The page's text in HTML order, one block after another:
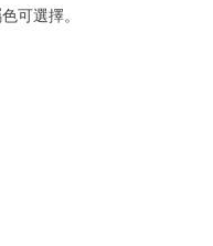
可選擇。